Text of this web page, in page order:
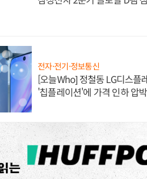
전자·전기·정보통신
[오늘Who] 정철동 LG디스플
'칩플레이션'에 가격 인하 압